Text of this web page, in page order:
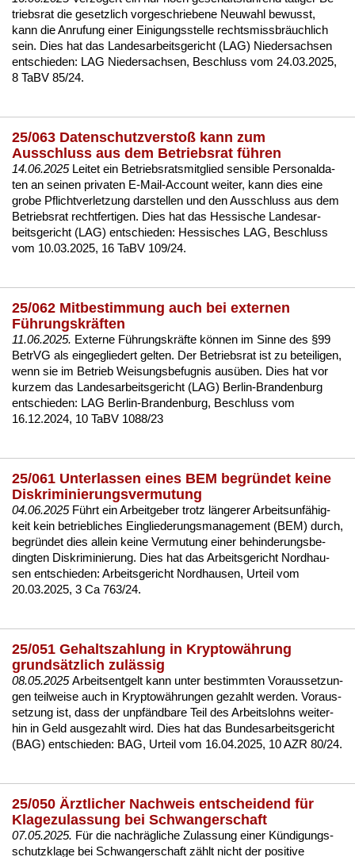
triebs­rat die ge­setz­lich vor­ge­schrie­be­ne Neu­wahl be­wusst,
kann die An­ru­fung ei­ner Ei­ni­gungs­stel­le rechts­miss­bräuch­lich
sein. Dies hat das Lan­des­ar­beits­ge­richt (LAG) Nie­der­sach­sen
ent­schie­den: LAG Nie­der­sach­sen, Be­schluss vom 24.03.2025,
8 TaBV 85/24.
25/063 Datenschutzverstoß kann zum
Ausschluss aus dem Betriebsrat führen
14.06.2025 Lei­tet ein Be­triebs­rats­mit­glied sen­si­ble Per­so­nal­da­
ten an sei­nen pri­va­ten E-Mail-Ac­count wei­ter, kann dies ei­ne
gro­be Pflicht­ver­let­zung dar­stel­len und den Aus­schluss aus dem
Be­triebs­rat recht­fer­ti­gen. Dies hat das Hes­si­sche Lan­des­ar­
beits­ge­richt (LAG) ent­schie­den: Hes­si­sches LAG, Be­schluss
vom 10.03.2025, 16 TaBV 109/24.
25/062 Mitbestimmung auch bei externen
Führungskräften
11.06.2025. Ex­ter­ne Führungs­kräfte können im Sin­ne des §99
Be­trVG als ein­ge­glie­dert gel­ten. Der Be­triebs­rat ist zu be­tei­li­gen,
wenn sie im Be­trieb Wei­sungs­be­fug­nis ausüben. Dies hat vor
kur­zem das Lan­des­ar­beits­ge­richt (LAG) Ber­lin-Bran­den­burg
ent­schie­den: LAG Ber­lin-Bran­den­burg, Be­schluss vom
16.12.2024, 10 TaBV 1088/23
25/061 Unterlassen eines BEM begründet keine
Diskriminierungsvermutung
04.06.2025Führt ein Ar­beit­ge­ber trotz länge­rer Ar­beits­unfähig­
keit kein be­trieb­li­ches Ein­glie­de­rungs­ma­nage­ment (BEM) durch,
be­gründet dies al­lein kei­ne Ver­mu­tung ei­ner be­hin­de­rungs­be­
ding­ten Dis­kri­mi­nie­rung. Dies hat das Ar­beits­ge­richt Nord­hau­
sen ent­schie­den: Ar­beits­ge­richt Nord­hau­sen, Ur­teil vom
20.03.2025, 3 Ca 763/24.
25/051 Gehaltszahlung in Kryptowährung
grundsätzlich zulässig
08.05.2025Ar­beits­ent­gelt kann un­ter be­stimm­ten Vor­aus­set­zun­
gen teil­wei­se auch in Kryp­towährun­gen ge­zahlt wer­den. Vor­aus­
set­zung ist, dass der unpfänd­ba­re Teil des Ar­beits­lohns wei­ter­
hin in Geld aus­ge­zahlt wird. Dies hat das Bun­des­ar­beits­ge­richt
(BAG) ent­schie­den: BAG, Ur­teil vom 16.04.2025, 10 AZR 80/24.
25/050 Ärztlicher Nachweis entscheidend für
Klagezulassung bei Schwangerschaft
07.05.2025. Für die nachrägli­che Zu­las­sung ei­ner Kündi­gungs­
schutz­kla­ge bei Schwan­ger­schaft zählt nicht der po­si­ti­ve